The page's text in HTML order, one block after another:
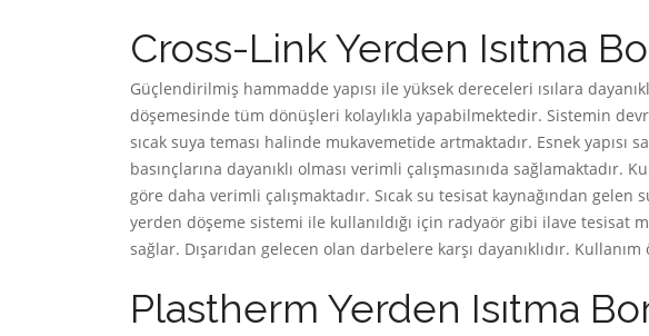
Cross-Link Yerden Isıtma
Güçlendirilmiş hammadde yapısı ile yüksek dereceleri ısılara
döşemesinde tüm dönüşleri kolaylıkla yapabilmektedir. Sistemin
sıcak suya teması halinde mukavemetide artmaktadır. Esnek yapısı
basınçlarına dayanıklı olması verimli çalışmasınıda sağlamaktadır.
göre daha verimli çalışmaktadır. Sıcak su tesisat kaynağından gelen
yerden döşeme sistemi ile kullanıldığı için radyaör gibi ilave tesisat
sağlar. Dışarıdan gelecen olan darbelere karşı dayanıklıdır.
Plastherm Yerden Isıtma